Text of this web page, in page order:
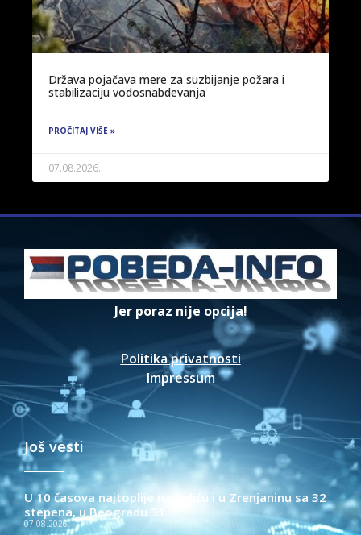
Država pojačava mere za suzbijanje požara i
stabilizaciju vodosnabdevanja
PROČITAJ VIŠE »
07.08.2026.
Jer poraz nije opcija!
Politika privatnosti
Impressum
Još vesti
U 10 časova najtoplije na Paliću i u Zrenjaninu sa 32
stepena, u Beogradu 31
07.08.2026.